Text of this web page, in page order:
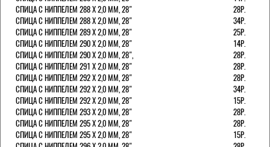
СПИЦА С НИППЕЛЕМ 288 Х 2,0 ММ, 28"
28Р.
СПИЦА С НИППЕЛЕМ 288 Х 2,0 ММ, 28"
34Р.
СПИЦА С НИППЕЛЕМ 289 Х 2,0 ММ, 28"
25Р.
СПИЦА С НИППЕЛЕМ 290 Х 2,0 ММ, 28"
14Р.
СПИЦА С НИППЕЛЕМ 290 Х 2,0 ММ, 28",
28Р.
СПИЦА С НИППЕЛЕМ 291 Х 2,0 ММ, 28"
28Р.
СПИЦА С НИППЕЛЕМ 292 Х 2,0 ММ, 28"
28Р.
СПИЦА С НИППЕЛЕМ 292 Х 2,0 ММ, 28"
34Р.
СПИЦА С НИППЕЛЕМ 292 Х 2,0 ММ, 28"
15Р.
СПИЦА С НИППЕЛЕМ 293 Х 2,0 ММ, 28"
28Р.
СПИЦА С НИППЕЛЕМ 295 Х 2,0 ММ, 28"
28Р.
СПИЦА С НИППЕЛЕМ 295 Х 2,0 ММ, 28"
15Р.